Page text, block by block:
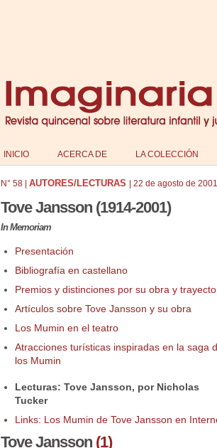
INICIO ACERCA DE LA COLECCIÓN
N° 58| AUTORES/LECTURAS 22 de agosto de 2001
Tove Jansson (1914-2001)
In Memoriam
Presentación
Bibliografía en castellano
Premios y distinciones por su obra y
Artículos sobre Tove Jansson y su obra
Los Mumin en el teatro
Atracciones turísticas inspiradas en la saga
los Mumin
Lecturas: Tove Jansson, por Nicholas
Tucker
Links: Los Mumin de Tove Jansson en
Tove Jansson (1)